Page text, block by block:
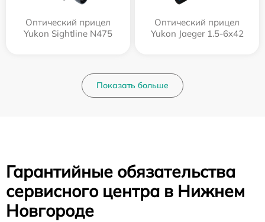
Оптический прицел
Yukon Sightline N475
Оптический прицел
Yukon Jaeger 1.5-6x42
Показать больше
Гарантийные обязательства
сервисного центра в Нижнем
Новгороде